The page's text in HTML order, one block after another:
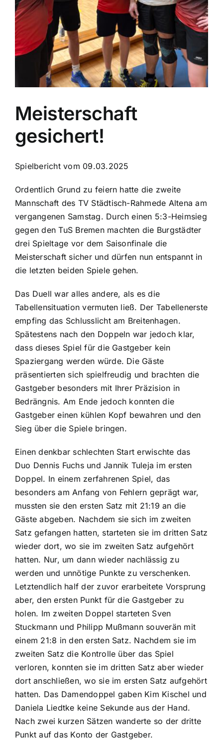
Meisterschaft
gesichert!
Spielbericht vom 09.03.2025
Ordentlich Grund zu feiern hatte die zweite
Mannschaft des TV Städtisch-Rahmede Altena am
vergangenen Samstag. Durch einen 5:3-Heimsieg
gegen den TuS Bremen machten die Burgstädter
drei Spieltage vor dem Saisonfinale die
Meisterschaft sicher und dürfen nun entspannt in
die letzten beiden Spiele gehen.
Das Duell war alles andere, als es die
Tabellensituation vermuten ließ. Der Tabellenerste
empfing das Schlusslicht am Breitenhagen.
Spätestens nach den Doppeln war jedoch klar,
dass dieses Spiel für die Gastgeber kein
Spaziergang werden würde. Die Gäste
präsentierten sich spielfreudig und brachten die
Gastgeber besonders mit Ihrer Präzision in
Bedrängnis. Am Ende jedoch konnten die
Gastgeber einen kühlen Kopf bewahren und den
Sieg über die Spiele bringen.
Einen denkbar schlechten Start erwischte das
Duo Dennis Fuchs und Jannik Tuleja im ersten
Doppel. In einem zerfahrenen Spiel, das
besonders am Anfang von Fehlern geprägt war,
mussten sie den ersten Satz mit 21:19 an die
Gäste abgeben. Nachdem sie sich im zweiten
Satz gefangen hatten, starteten sie im dritten Satz
wieder dort, wo sie im zweiten Satz aufgehört
hatten. Nur, um dann wieder nachlässig zu
werden und unnötige Punkte zu verschenken.
Letztendlich half der zuvor erarbeitete Vorsprung
aber, den ersten Punkt für die Gastgeber zu
holen. Im zweiten Doppel starteten Sven
Stuckmann und Philipp Mußmann souverän mit
einem 21:8 in den ersten Satz. Nachdem sie im
zweiten Satz die Kontrolle über das Spiel
verloren, konnten sie im dritten Satz aber wieder
dort anschließen, wo sie im ersten Satz aufgehört
hatten. Das Damendoppel gaben Kim Kischel und
Daniela Liedtke keine Sekunde aus der Hand.
Nach zwei kurzen Sätzen wanderte so der dritte
Punkt auf das Konto der Gastgeber.